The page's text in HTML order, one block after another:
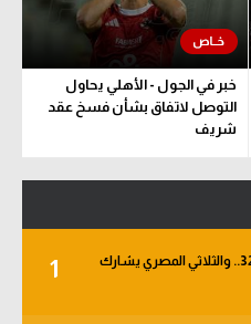
خبر في الجول - الأهلي يحاول
التوصل لاتفاق بشأن فسخ عقد
شريف
1
خبر في الجول - الأهلي يبدأ من دور الـ 32.. والثلاثي المصري يشارك